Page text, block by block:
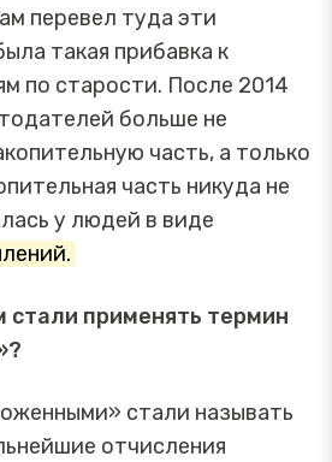
перевел туда эти
такая прибавка к
по старости. После 2014
больше не
часть, а только
часть никуда не
у людей в виде
применять термин
стали называть
отчисления